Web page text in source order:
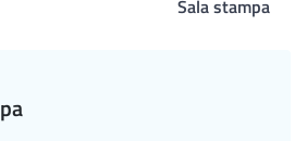
Sala stampa